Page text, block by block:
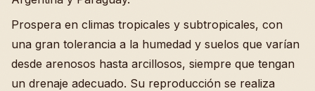
Prospera en climas tropicales y subtropicales, con
una gran tolerancia a la humedad y suelos que varían
desde arenosos hasta arcillosos, siempre que tengan
un drenaje adecuado. Su reproducción se realiza